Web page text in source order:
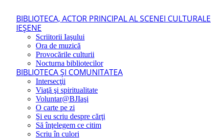
BIBLIOTECA, ACTOR PRINCIPAL AL SCENEI CULTURALE
IEŞENE
Scriitorii Iaşului
Ora de muzică
Provocările culturii
Nocturna bibliotecilor
BIBLIOTECA ŞI COMUNITATEA
Intersecţii
Viaţă şi spiritualitate
Voluntar@BJIaşi
O carte pe zi
Şi eu scriu despre cărţi
Să înţelegem ce citim
Scriu în culori